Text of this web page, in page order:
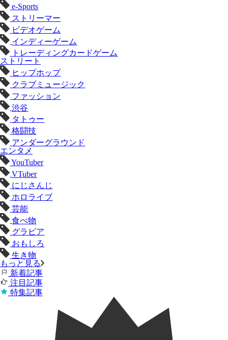
e-Sports
ストリーマー
ビデオゲーム
インディーゲーム
トレーディングカードゲーム
ストリート
ヒップホップ
クラブミュージック
ファッション
渋谷
タトゥー
格闘技
アンダーグラウンド
エンタメ
YouTuber
VTuber
にじさんじ
ホロライブ
芸能
食べ物
グラビア
おもしろ
生き物
もっと見る
新着記事
注目記事
特集記事